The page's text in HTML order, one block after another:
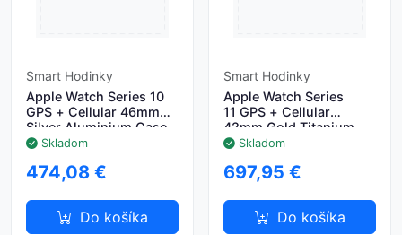
Smart Hodinky
Apple Watch Series 10
GPS + Cellular 46mm
Silver Aluminium Case
with Denim Sport Band -
Skladom
474,08 €
Do košíka
Smart Hodinky
Apple Watch Series
11 GPS + Cellular
42mm Gold Titanium
Case with Light Blush
Skladom
697,95 €
Do košíka